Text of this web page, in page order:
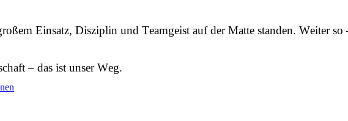
Einsatz, Disziplin und Teamgeist auf der Matte standen. Weiter
– das ist unser Weg.